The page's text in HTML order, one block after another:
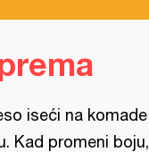
iseći na
Kad promeni